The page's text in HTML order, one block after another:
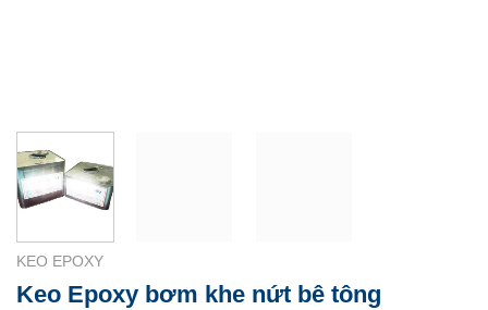
KEO EPOXY
Keo Epoxy bơm khe nứt bê tông